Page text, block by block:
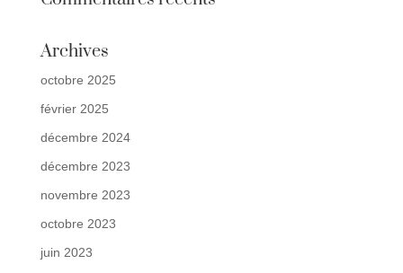
Archives
octobre 2025
février 2025
décembre 2024
décembre 2023
novembre 2023
octobre 2023
juin 2023